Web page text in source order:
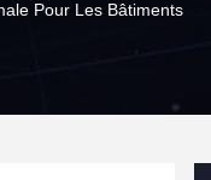
Pour Les Bâtiments